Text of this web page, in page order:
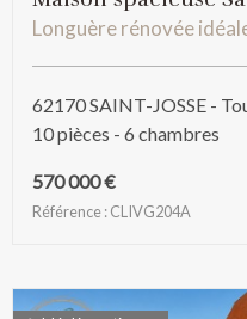
Longuère rénovée
62170 SAINT-JOSSE -
10 pièces - 6 chambres
570 000 €
Référence : CLIVG204A